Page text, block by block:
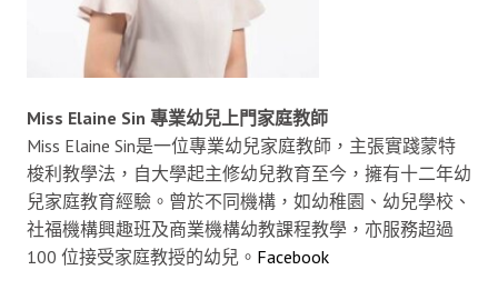
Miss Elaine Sin 專業幼兒上門家庭教師
Miss Elaine Sin是一位專業幼兒家庭教師，主張實踐蒙特
梭利教學法，自大學起主修幼兒教育至今，擁有十二年幼
兒家庭教育經驗。曾於不同機構，如幼稚園、幼兒學校、
社福機構興趣班及商業機構幼教課程教學，亦服務超過
100 位接受家庭教授的幼兒。 Facebook